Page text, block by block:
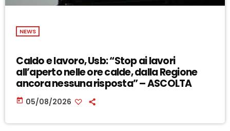
NEWS
Caldo e lavoro, Usb: “Stop ai lavori
all’aperto nelle ore calde, dalla Regione
ancora nessuna risposta” – ASCOLTA
today 05/08/2026